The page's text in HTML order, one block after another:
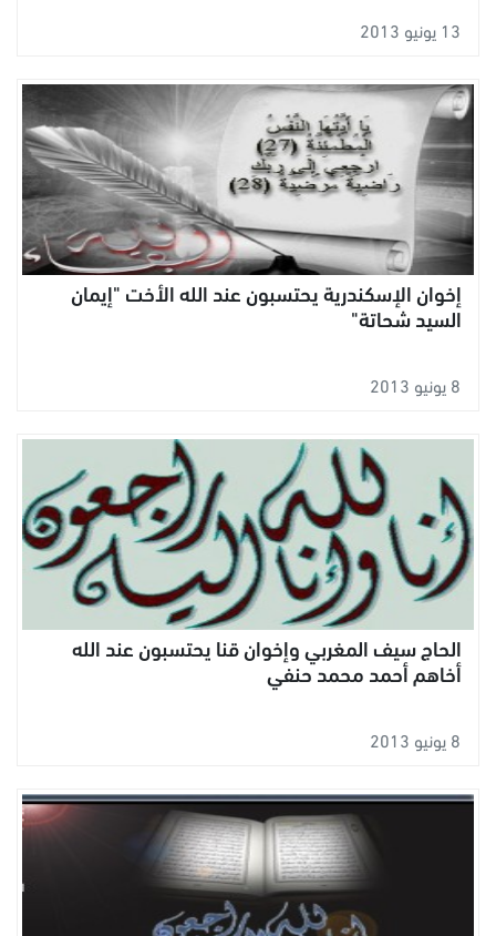
13 يونيو 2013
إخوان الإسكندرية يحتسبون عند الله الأخت "إيمان
السيد شحاتة"
8 يونيو 2013
الحاج سيف المغربي وإخوان قنا يحتسبون عند الله
أخاهم أحمد محمد حنفي
8 يونيو 2013